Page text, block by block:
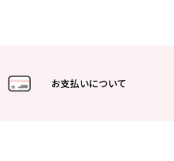
お支払いについて